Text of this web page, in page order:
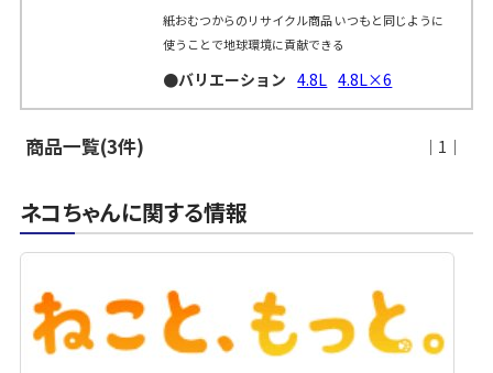
紙おむつからのリサイクル商品 いつもと同じように
使うことで地球環境に貢献できる
●バリエーション 4.8L 4.8L×6
商品一覧(3件) ｜1｜
ネコちゃんに関する情報